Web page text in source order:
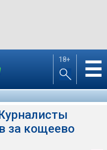
18+ ☰
за кощеево